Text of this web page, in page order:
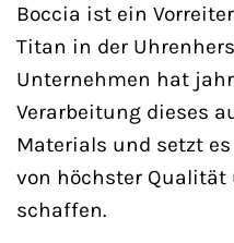
Boccia ist ein
Titan in der
Unternehmen hat
Verarbeitung dieses
Materials und setzt
von höchster Qualität
schaffen.